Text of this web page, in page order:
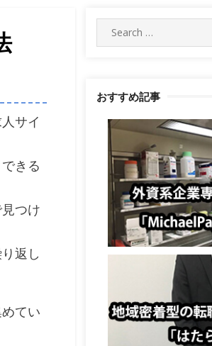
サイ
きる
つけ
返し
てい
Search
for:
おすすめ記事